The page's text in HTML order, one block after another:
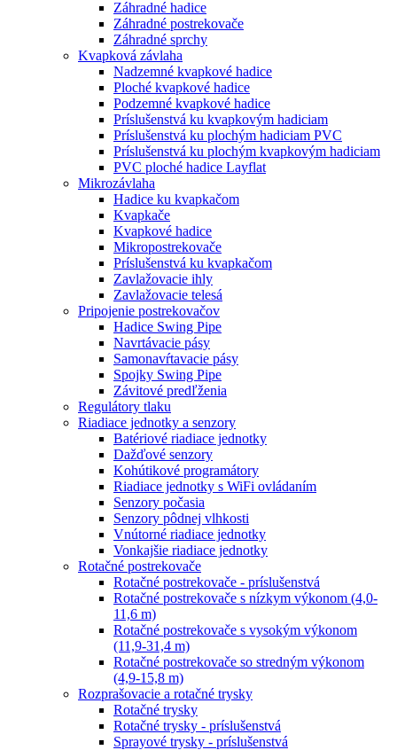
Záhradné hadice
Záhradné postrekovače
Záhradné sprchy
Kvapková závlaha
Nadzemné kvapkové hadice
Ploché kvapkové hadice
Podzemné kvapkové hadice
Príslušenstvá ku kvapkovým hadiciam
Príslušenstvá ku plochým hadiciam PVC
Príslušenstvá ku plochým kvapkovým hadiciam
PVC ploché hadice Layflat
Mikrozávlaha
Hadice ku kvapkačom
Kvapkače
Kvapkové hadice
Mikropostrekovače
Príslušenstvá ku kvapkačom
Zavlažovacie ihly
Zavlažovacie telesá
Pripojenie postrekovačov
Hadice Swing Pipe
Navrtávacie pásy
Samonavŕtavacie pásy
Spojky Swing Pipe
Závitové predľženia
Regulátory tlaku
Riadiace jednotky a senzory
Batériové riadiace jednotky
Dažďové senzory
Kohútikové programátory
Riadiace jednotky s WiFi ovládaním
Senzory počasia
Senzory pôdnej vlhkosti
Vnútorné riadiace jednotky
Vonkajšie riadiace jednotky
Rotačné postrekovače
Rotačné postrekovače - príslušenstvá
Rotačné postrekovače s nízkym výkonom (4,0-
11,6 m)
Rotačné postrekovače s vysokým výkonom
(11,9-31,4 m)
Rotačné postrekovače so stredným výkonom
(4,9-15,8 m)
Rozprašovacie a rotačné trysky
Rotačné trysky
Rotačné trysky - príslušenstvá
Sprayové trysky - príslušenstvá